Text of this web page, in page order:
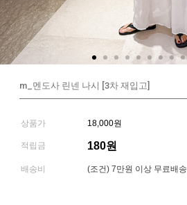
m_멘도사 린넨 나시 [3차 재입고]
상품가 18,000원
적립금 180원
배송비 (조건) 7만원 이상 무료배송